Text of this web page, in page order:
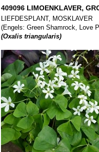
409096 LIMOENKLAVER,
LIEFDESPLANT, MOSKLAVER
(Engels: Green Shamrock, Love
(Oxalis triangularis)